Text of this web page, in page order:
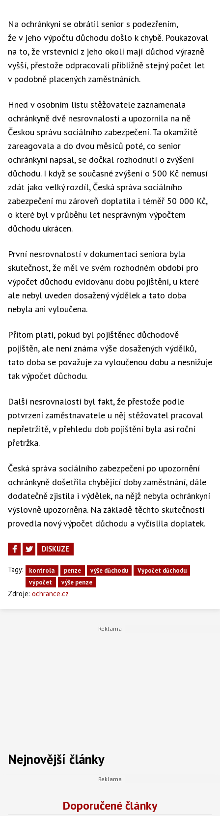
Na ochránkyni se obrátil senior s podezřením,
že v jeho výpočtu důchodu došlo k chybě. Poukazoval
na to, že vrstevníci z jeho okolí mají důchod výrazně
vyšší, přestože odpracovali přibližně stejný počet let
v podobně placených zaměstnáních.
Hned v osobním listu stěžovatele zaznamenala
ochránkyně dvě nesrovnalosti a upozornila na ně
Českou správu sociálního zabezpečení. Ta okamžitě
zareagovala a do dvou měsíců poté, co senior
ochránkyni napsal, se dočkal rozhodnutí o zvýšení
důchodu. I když se současné zvýšení o 500 Kč nemusí
zdát jako velký rozdíl, Česká správa sociálního
zabezpečení mu zároveň doplatila i téměř 50 000 Kč,
o které byl v průběhu let nesprávným výpočtem
důchodu ukrácen.
První nesrovnalostí v dokumentaci seniora byla
skutečnost, že měl ve svém rozhodném období pro
výpočet důchodu evidovánu dobu pojištění, u které
ale nebyl uveden dosažený výdělek a tato doba
nebyla ani vyloučena.
Přitom platí, pokud byl pojištěnec důchodově
pojištěn, ale není známa výše dosažených výdělků,
tato doba se považuje za vyloučenou dobu a nesnižuje
tak výpočet důchodu.
Další nesrovnalostí byl fakt, že přestože podle
potvrzení zaměstnavatele u něj stěžovatel pracoval
nepřetržitě, v přehledu dob pojištění byla asi roční
přetržka.
Česká správa sociálního zabezpečení po upozornění
ochránkyně došetřila chybějící doby zaměstnání, dále
dodatečně zjistila i výdělek, na nějž nebyla ochránkyní
výslovně upozorněna. Na základě těchto skutečností
provedla nový výpočet důchodu a vyčíslila doplatek.
DISKUZE
Tagy: kontrola penze výše důchodu
Výpočet důchodu
výpočet
výše penze
Zdroje: ochrance.cz
Nejnovější články
Doporučené články